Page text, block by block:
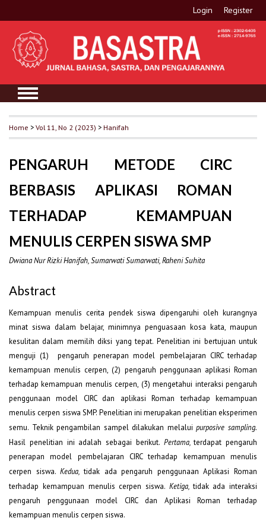
Login Register
Home >Vol 11, No 2 (2023) >Hanifah
PENGARUH METODE CIRC
BERBASIS APLIKASI ROMAN
TERHADAP KEMAMPUAN
MENULIS CERPEN SISWA SMP
Dwiana Nur Rizki Hanifah, Sumarwati Sumarwati, Raheni Suhita
Abstract
Kemampuan menulis cerita pendek siswa dipengaruhi oleh kurangnya
minat siswa dalam belajar, minimnya penguasaan kosa kata, maupun
kesulitan dalam memilih diksi yang tepat. Penelitian ini bertujuan untuk
menguji (1) pengaruh penerapan model pembelajaran CIRC terhadap
kemampuan menulis cerpen, (2) pengaruh penggunaan aplikasi Roman
terhadap kemampuan menulis cerpen, (3) mengetahui interaksi pengaruh
penggunaan model CIRC dan aplikasi Roman terhadap kemampuan
menulis cerpen siswa SMP. Penelitian ini merupakan penelitian eksperimen
semu. Teknik pengambilan sampel dilakukan melaluipurposive sampling.
Hasil penelitian ini adalah sebagai berikut. Pertama,terdapat pengaruh
penerapan model pembelajaran CIRC terhadap kemampuan menulis
cerpen siswa.Kedua,tidak ada pengaruh penggunaan Aplikasi Roman
terhadap kemampuan menulis cerpen siswa. Ketiga,tidak ada interaksi
pengaruh penggunaan model CIRC dan Aplikasi Roman terhadap
kemampuan menulis cerpen siswa.